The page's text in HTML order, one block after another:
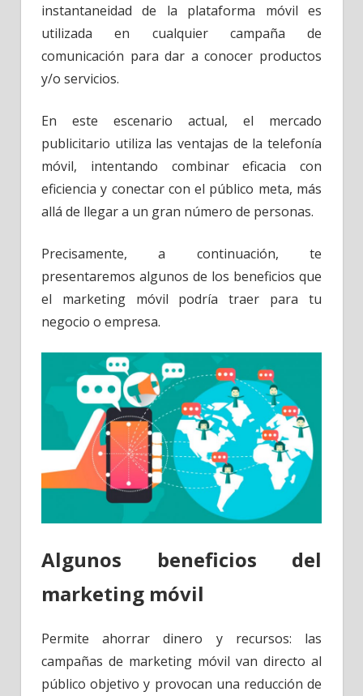
instantaneidad de la plataforma móvil es
utilizada en cualquier campaña de
comunicación para dar a conocer productos
y/o servicios.
En este escenario actual, el mercado
publicitario utiliza las ventajas de la telefonía
móvil, intentando combinar eficacia con
eficiencia y conectar con el público meta, más
allá de llegar a un gran número de personas.
Precisamente, a continuación, te
presentaremos algunos de los beneficios que
el marketing móvil podría traer para tu
negocio o empresa.
Algunos beneficios del
marketing móvil
Permite ahorrar dinero y recursos: las
campañas de marketing móvil van directo al
público objetivo y provocan una reducción de